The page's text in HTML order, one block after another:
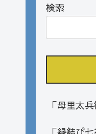
検索
「母里太